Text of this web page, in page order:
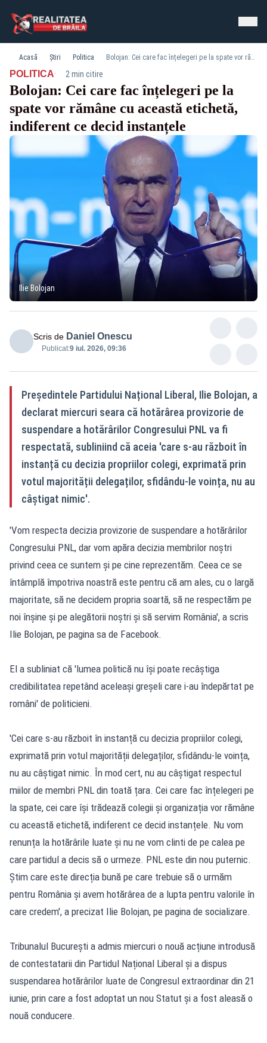
Acasă Știri Politica Bolojan: Cei care fac înțelegeri pe la spate vor rămâne cu această etichetă, indiferent ce decid instanțele
POLITICA· 2 min citire
Bolojan: Cei care fac înțelegeri pe la
spate vor rămâne cu această etichetă,
indiferent ce decid instanțele
Ilie Bolojan
Scris de Daniel Onescu
Publicat:9 iul. 2026, 09:36
Președintele Partidului Național Liberal, Ilie Bolojan, a
declarat miercuri seara că hotărârea provizorie de
suspendare a hotărârilor Congresului PNL va fi
respectată, subliniind că aceia 'care s-au războit în
instanță cu decizia propriilor colegi, exprimată prin
votul majorității delegaților, sfidându-le voința, nu au
câștigat nimic'.
'Vom respecta decizia provizorie de suspendare a hotărârilor
Congresului PNL, dar vom apăra decizia membrilor noștri
privind ceea ce suntem și pe cine reprezentăm. Ceea ce se
întâmplă împotriva noastră este pentru că am ales, cu o largă
majoritate, să ne decidem propria soartă, să ne respectăm pe
noi înșine și pe alegătorii noștri și să servim România', a scris
Ilie Bolojan, pe pagina sa de Facebook.
El a subliniat că 'lumea politică nu își poate recâștiga
credibilitatea repetând aceleași greșeli care i-au îndepărtat pe
români' de politicieni.
'Cei care s-au războit în instanță cu decizia propriilor colegi,
exprimată prin votul majorității delegaților, sfidându-le voința,
nu au câștigat nimic. În mod cert, nu au câștigat respectul
miilor de membri PNL din toată țara. Cei care fac înțelegeri pe
la spate, cei care își trădează colegii și organizația vor rămâne
cu această etichetă, indiferent ce decid instanțele. Nu vom
renunța la hotărârile luate și nu ne vom clinti de pe calea pe
care partidul a decis să o urmeze. PNL este din nou puternic.
Știm care este direcția bună pe care trebuie să o urmăm
pentru România și avem hotărârea de a lupta pentru valorile în
care credem', a precizat Ilie Bolojan, pe pagina de socializare.
Tribunalul București a admis miercuri o nouă acțiune introdusă
de contestatarii din Partidul Național Liberal și a dispus
suspendarea hotărârilor luate de Congresul extraordinar din 21
iunie, prin care a fost adoptat un nou Statut și a fost aleasă o
nouă conducere.